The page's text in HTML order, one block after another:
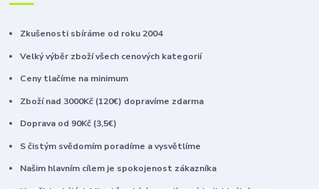
Zkušenosti sbíráme od roku 2004
Velký výběr zboží všech cenových kategorií
Ceny tlačíme na minimum
Zboží nad 3000Kč (120€) dopravíme zdarma
Doprava od 90Kč (3,5€)
S čistým svědomím poradíme a vysvětlíme
Našim hlavním cílem je spokojenost zákazníka